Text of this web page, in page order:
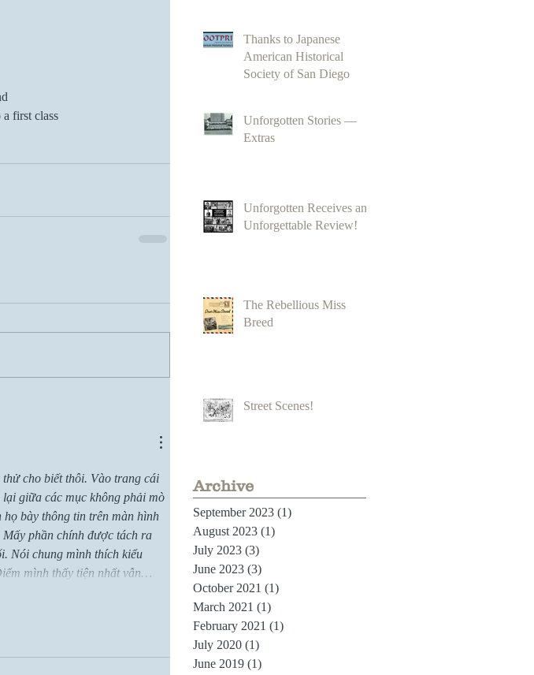
first class
cho biết thôi. Vào trang cái
lại giữa các mục không phải mò
bày thông tin trên màn hình
phần chính được tách ra
Nói chung mình thích kiểu
mình thấy tiện nhất vẫn…
Thanks to Japanese
American Historical
Society of San Diego
Unforgotten Stories —
Extras
Unforgotten Receives an
Unforgettable Review!
The Rebellious Miss
Breed
Street Scenes!
Archive
September 2023 (1)
August 2023 (1)
July 2023 (3)
June 2023 (3)
October 2021 (1)
March 2021 (1)
February 2021 (1)
July 2020 (1)
June 2019 (1)